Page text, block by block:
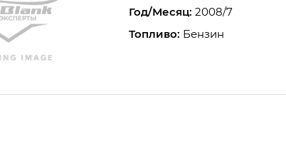
Год/Месяц: 2008/7
Топливо: Бензин